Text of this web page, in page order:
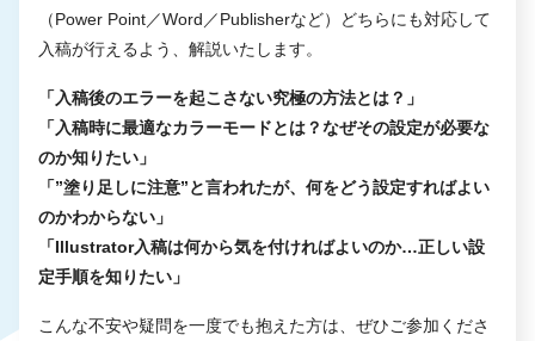
（Power Point／Word／Publisherなど）どちらにも対応して
入稿が行えるよう、解説いたします。
「入稿後のエラーを起こさない究極の方法とは？」
「入稿時に最適なカラーモードとは？なぜその設定が必要な
のか知りたい」
「”塗り足しに注意”と言われたが、何をどう設定すればよい
のかわからない」
「Illustrator入稿は何から気を付ければよいのか…正しい設
定手順を知りたい」
こんな不安や疑問を一度でも抱えた方は、ぜひご参加くださ